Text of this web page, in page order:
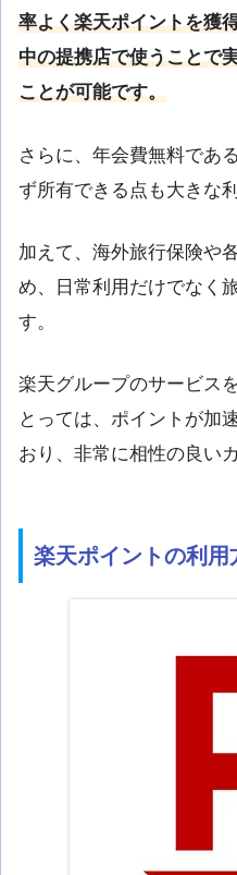
率よく楽天ポイントを獲
中の提携店で使うことで
ことが可能です。
さらに、年会費無料であ
ず所有できる点も大きな
加えて、海外旅行保険や
め、日常利用だけでなく
す。
楽天グループのサービス
とっては、ポイントが加
おり、非常に相性の良い
楽天ポイントの利用